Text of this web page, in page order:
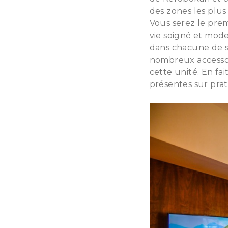
des zones les plus
Vous serez le
vie soigné et
dans chacune de
nombreux
cette unité. En
présentes sur